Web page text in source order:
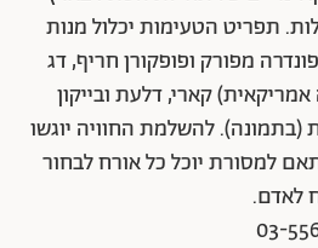
תפריט הטעימות יכלול מנות
מפורק ופופקורן חריף, דג
קארי, דלעת ובייקון
(בתמונה). להשלמת החוויה יוגשו
למסורת יוכל כל אורח לבחור